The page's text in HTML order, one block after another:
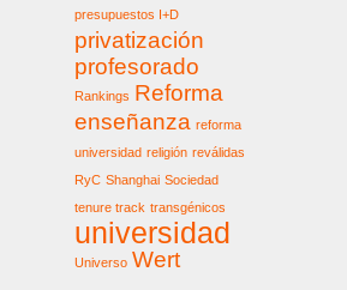
presupuestos I+D
privatización
profesorado
Rankings Reforma
enseñanza reforma
universidad religión reválidas
RyC Shanghai Sociedad
tenure track transgénicos
universidad
Universo Wert